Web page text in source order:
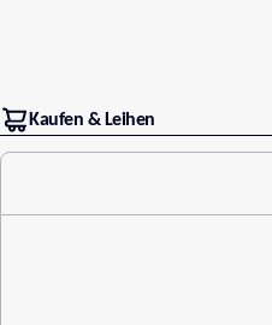
Kaufen & Leihen